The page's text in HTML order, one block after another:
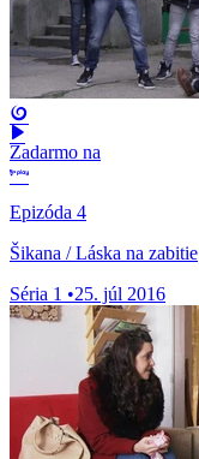
Zadarmo na
Epizóda 4
Šikana / Láska na zabitie
Séria 1 •25. júl 2016